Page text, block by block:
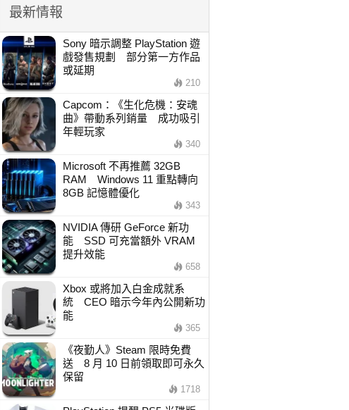
最新情報
Sony 暗示調整 PlayStation 遊
戲發售規劃 部分第一方作品
或延期
210
Capcom：《生化危機：安魂
曲》帶動系列銷量 成功吸引
年輕玩家
340
Microsoft 不再推薦 32GB
RAM Windows 11 重點轉向
8GB 記憶體優化
343
NVIDIA 傳研 GeForce 新功
能 SSD 可充當額外 VRAM
提升效能
658
Xbox 或將加入白金成就系
統 CEO 暗示今年內公開新功
能
365
《夜勤人》Steam 限時免費
送 8 月 10 日前領取即可永久
保留
1718